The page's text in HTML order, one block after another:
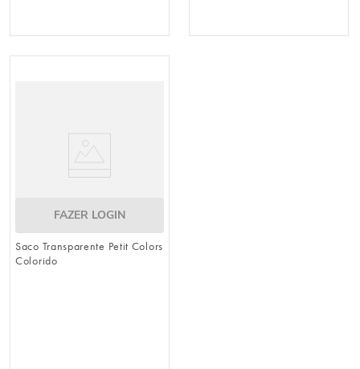
FAZER LOGIN
Saco Transparente Petit Colors
Colorido